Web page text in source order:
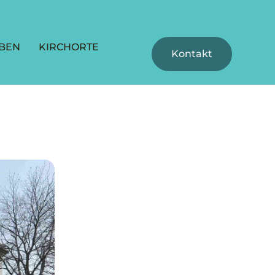
KIRCHORTE
Kontakt